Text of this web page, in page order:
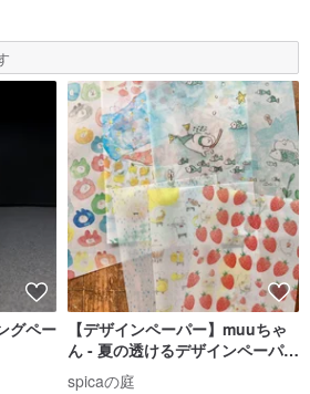
グペー
【デザインペーパー】muuちゃ
ん - 夏の透けるデザインペーパー
セット | spicaの庭 (DS2)
spicaの庭